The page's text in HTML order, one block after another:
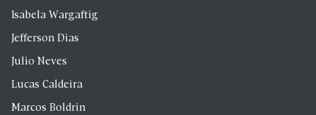
Isabela Wargaftig
Jefferson Dias
Julio Neves
Lucas Caldeira
Marcos Boldrin